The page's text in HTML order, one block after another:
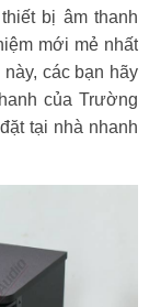
bị âm thanh
mới mẻ nhất
các bạn hãy
của Trường
tại nhà nhanh